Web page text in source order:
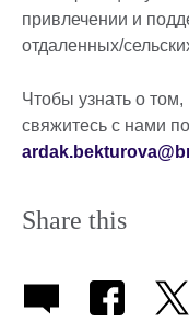
привлечении и
отдаленных/
Чтобы узнать о том,
свяжитесь с нами
Share this